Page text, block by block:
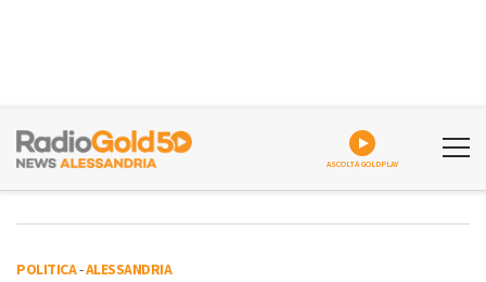
ASCOLTA GOLDPLAY
POLITICA-ALESSANDRIA